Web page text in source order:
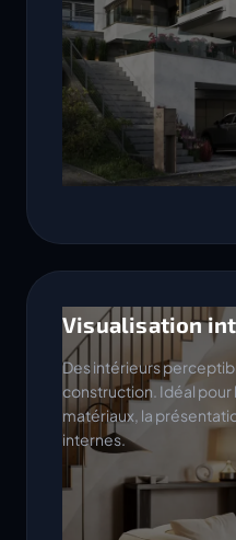
Visualisation
Des intérieurs
construction. Idéal pour
matériaux, la
internes.